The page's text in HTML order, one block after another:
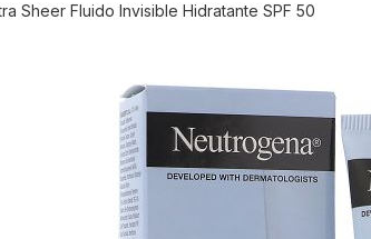
Sheer Fluido Invisible Hidratante SPF 50